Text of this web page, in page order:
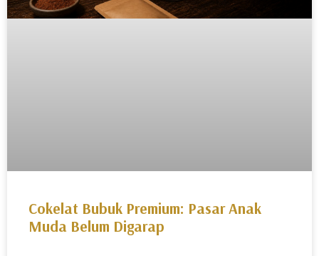
Cokelat Bubuk Premium: Pasar Anak
Muda Belum Digarap